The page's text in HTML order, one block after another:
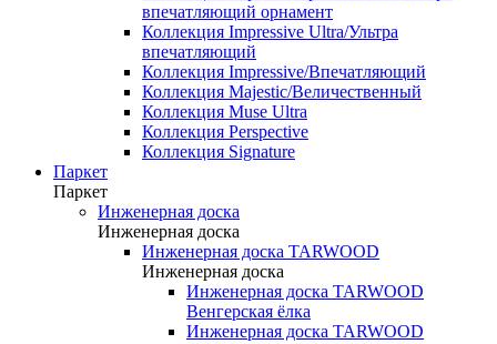
впечатляющий орнамент
Коллекция Impressive Ultra/Ультра
впечатляющий
Коллекция Impressive/Впечатляющий
Коллекция Majestic/Величественный
Коллекция Muse Ultra
Коллекция Perspective
Коллекция Signature
Паркет
Паркет
Инженерная доска
Инженерная доска
Инженерная доска TARWOOD
Инженерная доска
Инженерная доска TARWOOD
Венгерская ёлка
Инженерная доска TARWOOD